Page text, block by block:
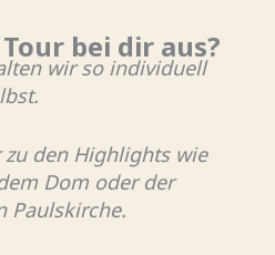
bei dir aus?
wir so individuell
den Highlights wie
Dom oder der
Paulskirche.